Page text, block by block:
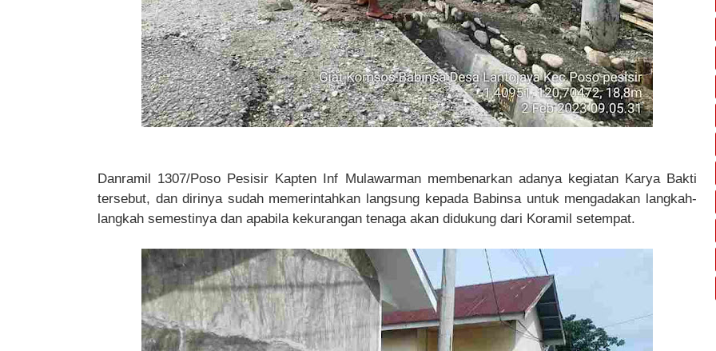
Danramil 1307/Poso Pesisir Kapten Inf Mulawarman membenarkan adanya kegiatan Karya Bakti
tersebut, dan dirinya sudah memerintahkan langsung kepada Babinsa untuk mengadakan langkah-
langkah semestinya dan apabila kekurangan tenaga akan didukung dari Koramil setempat.